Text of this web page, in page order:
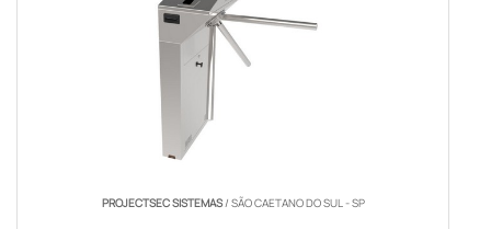
PROJECTSEC SISTEMAS/ SÃO CAETANO DO SUL - SP